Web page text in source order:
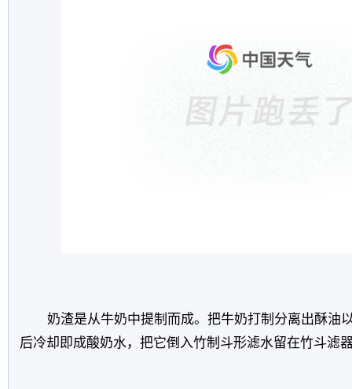
奶渣是从牛奶中提制而成。把牛奶打制分离出酥油
后冷却即成酸奶水，把它倒入竹制斗形滤水留在竹斗滤